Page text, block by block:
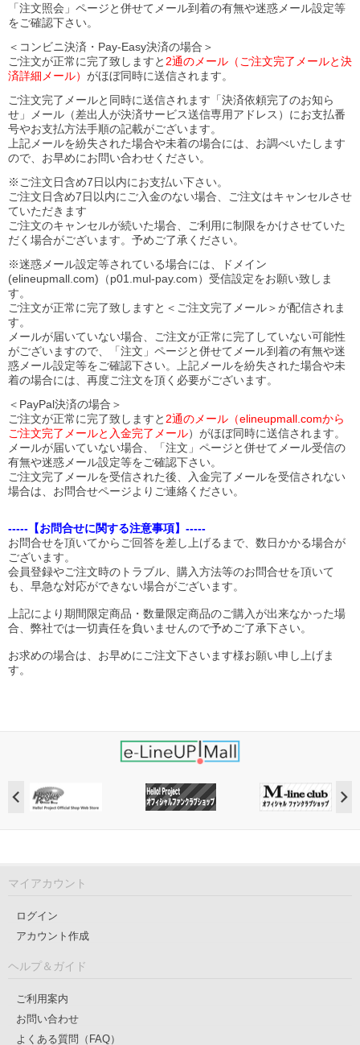
「注文照会」ページと併せてメール到着の有無や迷惑メール設定等
をご確認下さい。
＜コンビニ決済・Pay-Easy決済の場合＞
ご注文が正常に完了致しますと 2通のメール（ご注文完了メールと決
済詳細メール） がほぼ同時に送信されます。
ご注文完了メールと同時に送信されます「決済依頼完了のお知ら
せ」メール（差出人が決済サービス送信専用アドレス）にお支払番
号やお支払方法手順の記載がございます。
上記メールを紛失された場合や未着の場合には、お調べいたします
ので、お早めにお問い合わせください。
※ご注文日含め7日以内にお支払い下さい。
ご注文日含め7日以内にご入金のない場合、ご注文はキャンセルさせ
ていただきます
ご注文のキャンセルが続いた場合、ご利用に制限をかけさせていた
だく場合がございます。予めご了承ください。
※迷惑メール設定等されている場合には、ドメイン
(elineupmall.com)（p01.mul-pay.com）受信設定をお願い致しま
す。
ご注文が正常に完了致しますと＜ご注文完了メール＞が配信されま
す。
メールが届いていない場合、ご注文が正常に完了していない可能性
がございますので、「注文」ページと併せてメール到着の有無や迷
惑メール設定等をご確認下さい。
上記メールを紛失された場合や未
着の場合には、再度ご注文を頂く必要がございます。
＜PayPal決済の場合＞
ご注文が正常に完了致しますと 2通のメール（elineupmall.comから
ご注文完了メールと入金完了メール）がほぼ同時に送信されます。
メールが届いていない場合、「注文」ページと併せてメール受信の
有無や迷惑メール設定等をご確認下さい。
ご注文完了メールを受信された後、入金完了メールを受信されない
場合は、お問合せページよりご連絡ください。
-----【お問合せに関する注意事項】-----
お問合せを頂いてからご回答を差し上げるまで、数日かかる場合が
ございます。
会員登録やご注文時のトラブル、購入方法等のお問合せを頂いて
も、早急な対応ができない場合がございます。
上記により期間限定商品・数量限定商品のご購入が出来なかった場
合、弊社では一切責任を負いませんので予めご了承下さい。
お求めの場合は、お早めにご注文下さいます様お願い申し上げま
す。
マイアカウント
ログイン
アカウント作成
ヘルプ＆ガイド
ご利用案内
お問い合わせ
よくある質問（FAQ）